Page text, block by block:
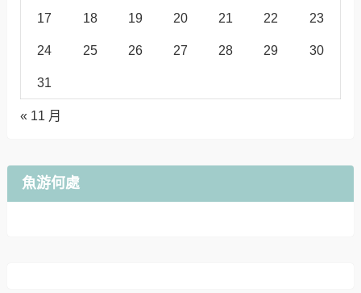
17 18 19 20 21 22 23
24 25 26 27 28 29 30
31
« 11 月
魚游何處